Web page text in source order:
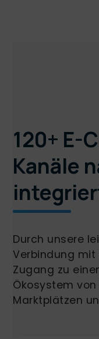
120+ E-
Kanäle
Durch unsere
Verbindung mit
Zugang zu
Ökosystem
Marktplätzen